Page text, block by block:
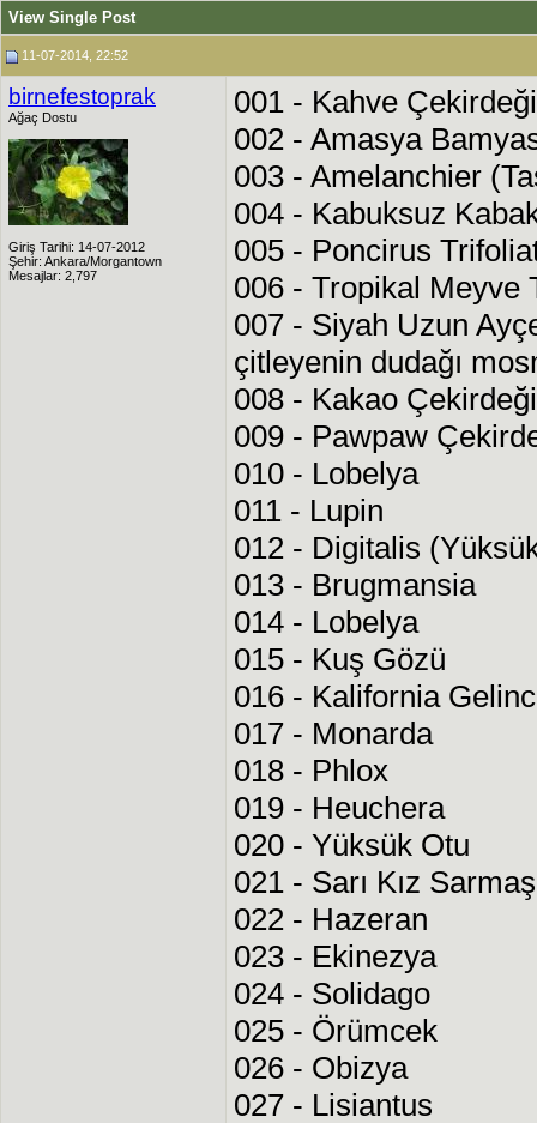
View Single Post
11-07-2014, 22:52
birnefestoprak
Ağaç Dostu
Giriş Tarihi: 14-07-2012
Şehir: Ankara/Morgantown
Mesajlar: 2,797
001 - Kahve Çekirdeği
002 - Amasya
003 - Amelanchier
004 - Kabuksuz
005 - Poncirus
006 - Tropikal Meyve
007 - Siyah Uzun
çitleyenin dudağı
008 - Kakao Çekirdeği
009 - Pawpaw
010 - Lobelya
011 - Lupin
012 - Digitalis
013 - Brugmansia
014 - Lobelya
015 - Kuş Gözü
016 - Kalifornia
017 - Monarda
018 - Phlox
019 - Heuchera
020 - Yüksük Otu
021 - Sarı Kız
022 - Hazeran
023 - Ekinezya
024 - Solidago
025 - Örümcek
026 - Obizya
027 - Lisiantus